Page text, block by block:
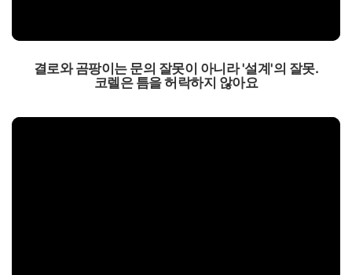
결로와 곰팡이는 문의 잘못이 아니라 '설계'의 잘못.
코렐은 틈을 허락하지 않아요